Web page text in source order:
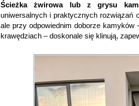
Ścieżka żwirowa lub z grysu
uniwersalnych i praktycznych rozwiązań
ale przy odpowiednim doborze kamyków
krawędziach – doskonale się klinują,